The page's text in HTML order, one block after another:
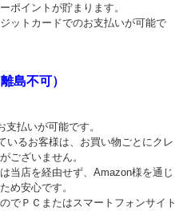
ポイントが貯まります。
ットカードでのお支払いが可能で
島不可）
払いが可能です。
るお客様は、お買い物ごとにクレ
ございません。
当店を経由せず、Amazon様を通じ
め安心です。
でＰＣまたはスマートフォンサイト